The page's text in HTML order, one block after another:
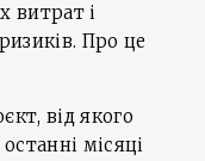
витрат і
Про це
від якого
місяці